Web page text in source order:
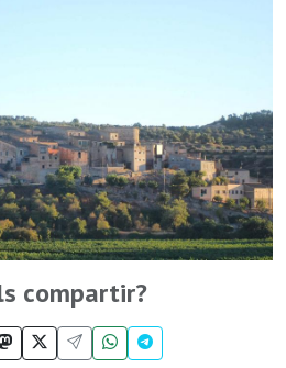
compartir?